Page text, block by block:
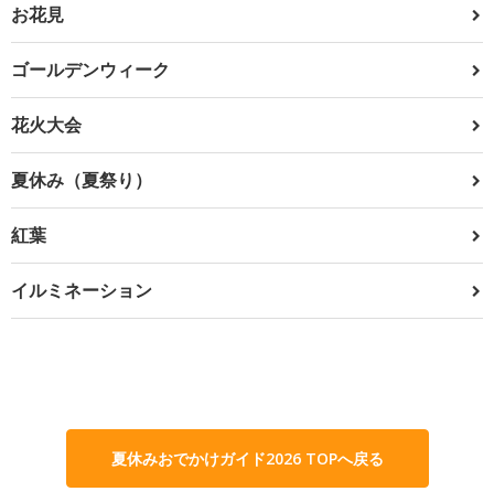
お花見
ゴールデンウィーク
花火大会
夏休み（夏祭り）
紅葉
イルミネーション
夏休みおでかけガイド2026 TOPへ戻る